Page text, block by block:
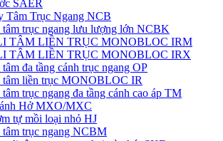
SAER
Tâm Trục Ngang NCB
trục ngang lưu lượng lớn NCBK
TÂM LIỀN TRỤC MONOBLOC IRM
TÂM LIỀN TRỤC MONOBLOC IRX
đa tầng cánh trục ngang OP
liền trục MONOBLOC IR
trục ngang đa tầng cánh cao áp TM
Hở MXO/MXC
tự mồi loại nhỏ HJ
trục ngang NCBM